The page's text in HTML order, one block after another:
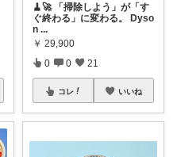
🧹🚀 「掃除しよう」が「す
ぐ終わる」に変わる。 Dyso
n...
￥ 29,900
0 0 21
コレ いいね